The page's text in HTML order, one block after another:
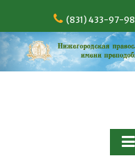
(831) 433-97-98